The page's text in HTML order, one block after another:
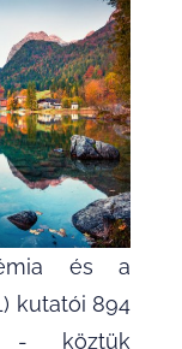
és a
kutatói 894
- köztük